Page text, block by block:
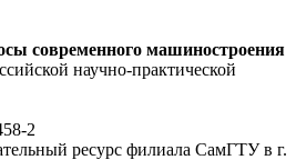
современного машиностроения
научно-практической
2
ресурс филиала СамГТУ в г.